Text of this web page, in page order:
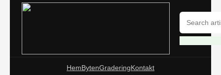
HemBytenGraderingKontakt